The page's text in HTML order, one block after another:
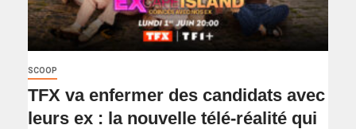
SCOOP
TFX va enfermer des candidats avec
leurs ex : la nouvelle télé-réalité qui